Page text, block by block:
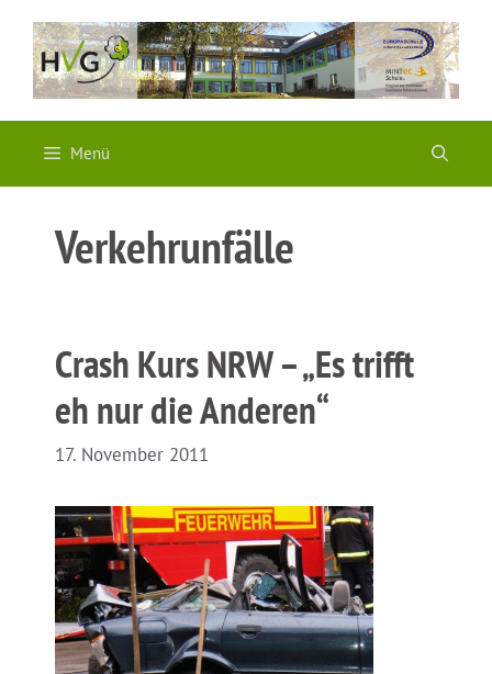
Inhalt
springen
Menü
Verkehrunfälle
Crash Kurs NRW – „Es trifft
eh nur die Anderen“
17. November 2011